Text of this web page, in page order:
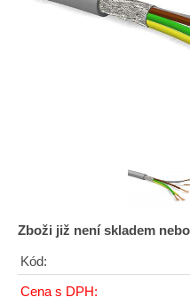
Zboži již není skladem
Kód:
Cena s DPH: